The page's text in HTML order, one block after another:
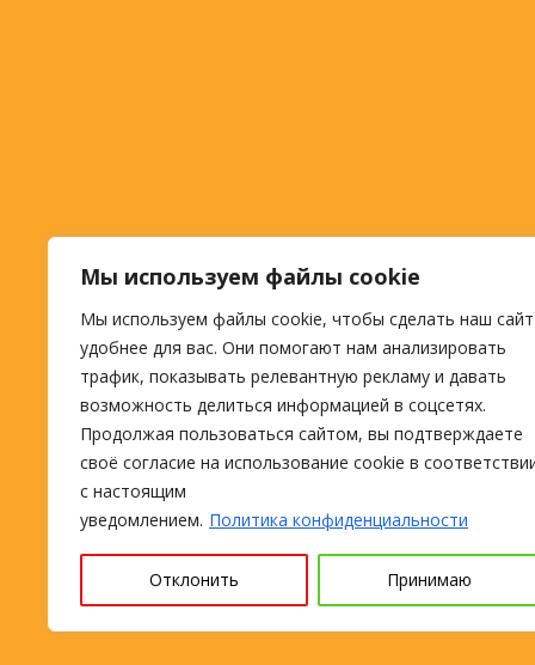
Мы используем файлы cookie
Мы используем файлы cookie, чтобы сделать наш сайт
удобнее для вас. Они помогают нам анализировать
трафик, показывать релевантную рекламу и давать
возможность делиться информацией в соцсетях.
Продолжая пользоваться сайтом, вы подтверждаете
своё согласие на использование cookie в
с настоящим
уведомлением. Политика конфиденциальности
Отклонить Принимаю